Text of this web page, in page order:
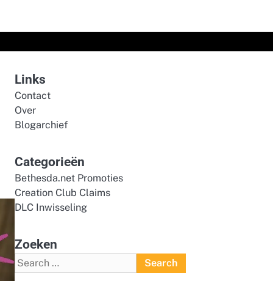
Links
Contact
Over
Blogarchief
Categorieën
Bethesda.net Promoties
Creation Club Claims
DLC Inwisseling
Zoeken
Search
for: